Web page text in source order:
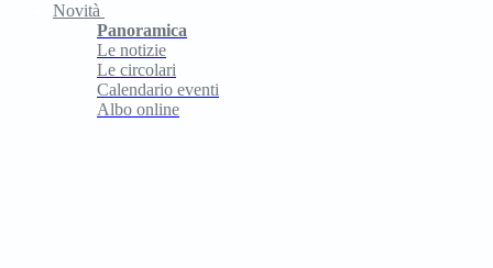
Novità
Panoramica
Le notizie
Le circolari
Calendario eventi
Albo online